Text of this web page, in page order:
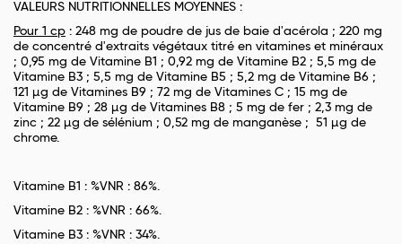
VALEURS NUTRITIONNELLES MOYENNES :
Pour 1 cp : 248 mg de poudre de jus de baie d'acérola ; 220 mg
de concentré d'extraits végétaux titré en vitamines et minéraux
; 0,95 mg de Vitamine B1 ; 0,92 mg de Vitamine B2 ; 5,5 mg de
Vitamine B3 ; 5,5 mg de Vitamine B5 ; 5,2 mg de Vitamine B6 ;
121 µg de Vitamines B9 ; 72 mg de Vitamines C ; 15 mg de
Vitamine B9 ; 28 µg de Vitamines B8 ; 5 mg de fer ; 2,3 mg de
zinc ; 22 µg de sélénium ; 0,52 mg de manganèse ; 51 µg de
chrome.
Vitamine B1 : %VNR : 86%.
Vitamine B2 : %VNR : 66%.
Vitamine B3 : %VNR : 34%.